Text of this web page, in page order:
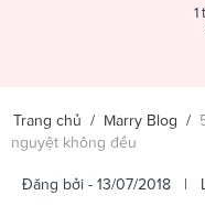
1
Trang chủ / Marry Blog /
nguyệt không đều
Đăng bởi - 13/07/2018 |